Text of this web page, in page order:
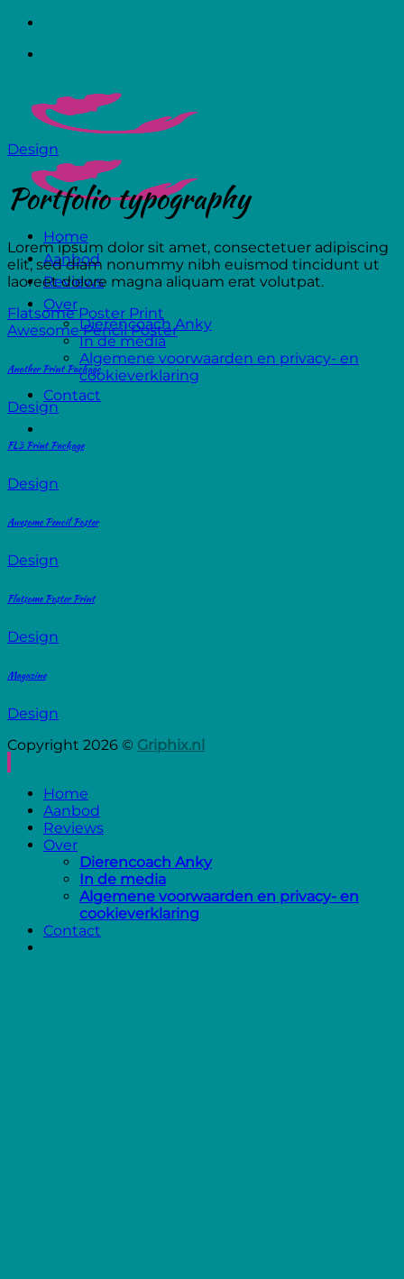
inhoud
Home
Aanbod
Reviews
Over
Dierencoach Anky
In de media
Algemene voorwaarden en privacy- en
cookieverklaring
Contact
Design
Portfolio typography
Lorem ipsum dolor sit amet, consectetuer adipiscing
elit, sed diam nonummy nibh euismod tincidunt ut
laoreet dolore magna aliquam erat volutpat.
Flatsome Poster Print
Awesome Pencil Poster
Another Print Package
Design
FL3 Print Package
Design
Awesome Pencil Poster
Design
Flatsome Poster Print
Design
Magazine
Design
Copyright 2026 © Griphix.nl
Home
Aanbod
Reviews
Over
Dierencoach Anky
In de media
Algemene voorwaarden en privacy- en
cookieverklaring
Contact